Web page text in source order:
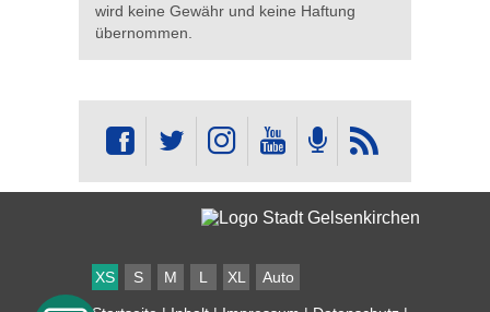
wird keine Gewähr und keine Haftung
übernommen.
XS S M L XL Auto